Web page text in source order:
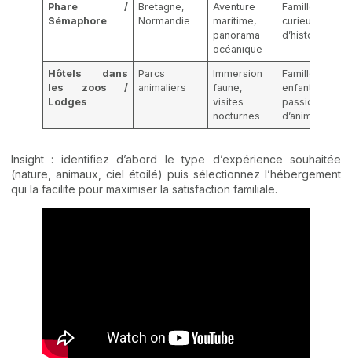
Phare /
Sémaphore
Bretagne,
Normandie
Aventure
maritime,
panorama
océanique
Familles
curieuses
d’histoire
Hôtels dans
les zoos /
Lodges
Parcs
animaliers
Immersion
faune,
visites
nocturnes
Familles
enfants
passionnés
d’animaux
Insight : identifiez d’abord le type d’expérience souhaitée
(nature, animaux, ciel étoilé) puis sélectionnez l’hébergement
qui la facilite pour maximiser la satisfaction familiale.